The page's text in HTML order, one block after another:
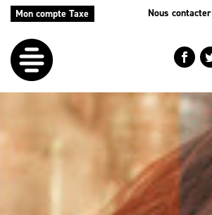
Mon compte Taxe Nous contacter
LEDÉFI
NOS
AIDES
ACTIONS